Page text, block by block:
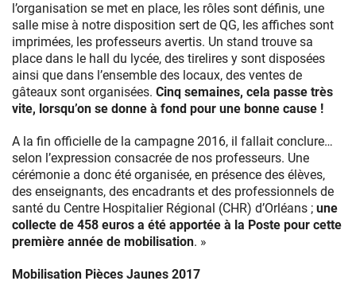
l’organisation se met en place, les rôles sont définis, une
salle mise à notre disposition sert de QG, les affiches sont
imprimées, les professeurs avertis. Un stand trouve sa
place dans le hall du lycée, des tirelires y sont disposées
ainsi que dans l’ensemble des locaux, des ventes de
gâteaux sont organisées. Cinq semaines, cela passe très
vite, lorsqu’on se donne à fond pour une bonne cause !
A la fin officielle de la campagne 2016, il fallait conclure…
selon l’expression consacrée de nos professeurs. Une
cérémonie a donc été organisée, en présence des élèves,
des enseignants, des encadrants et des professionnels de
santé du Centre Hospitalier Régional (CHR) d’Orléans ; une
collecte de 458 euros a été apportée à la Poste pour cette
première année de mobilisation. »
Mobilisation Pièces Jaunes 2017